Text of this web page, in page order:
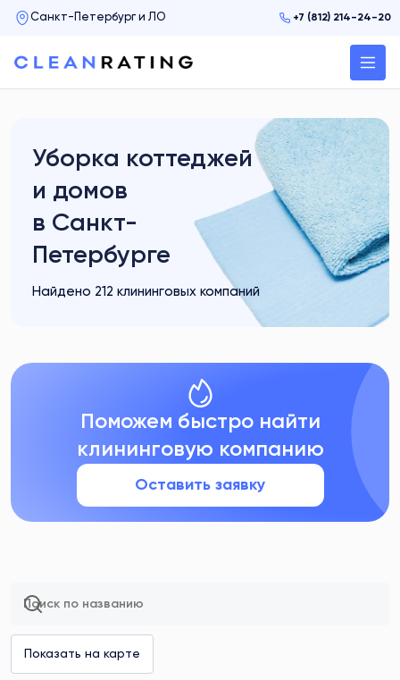
+7 (812) 214-24-20
Уборка коттеджей
и домов
в Санкт-
Петербурге
Найдено 212 клининговых компаний
Поможем быстро найти
клининговую компанию
Оставить заявку